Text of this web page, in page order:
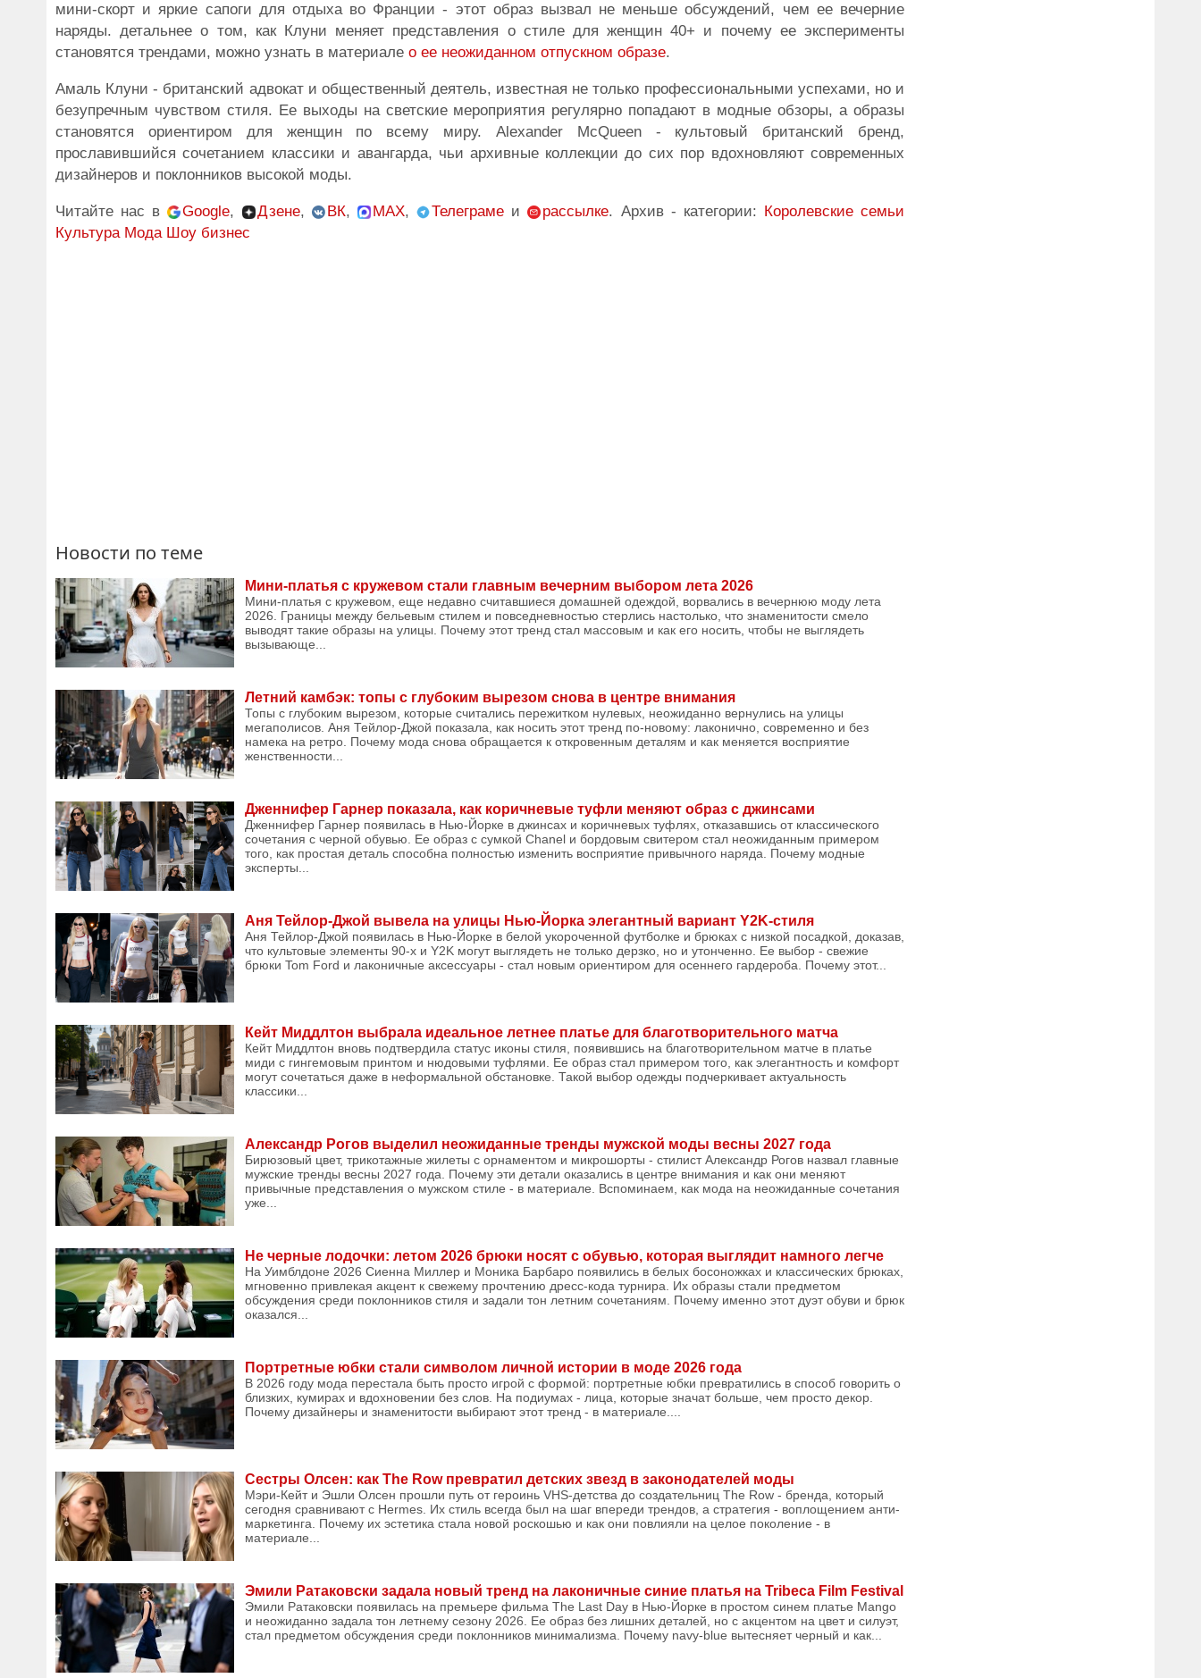
мини-скорт и яркие сапоги для отдыха во Франции - этот образ вызвал не меньше обсуждений, чем ее вечерние
наряды. детальнее о том, как Клуни меняет представления о стиле для женщин 40+ и почему ее эксперименты
становятся трендами, можно узнать в материале о ее неожиданном отпускном образе.
Амаль Клуни - британский адвокат и общественный деятель, известная не только профессиональными успехами, но и
безупречным чувством стиля. Ее выходы на светские мероприятия регулярно попадают в модные обзоры, а образы
становятся ориентиром для женщин по всему миру. Alexander McQueen - культовый британский бренд,
прославившийся сочетанием классики и авангарда, чьи архивные коллекции до сих пор вдохновляют современных
дизайнеров и поклонников высокой моды.
Читайте нас в Google, Дзене, ВК, MAX, Телеграме и рассылке. Архив - категории: Королевские семьи
Культура Мода Шоу бизнес
Новости по теме
Мини-платья с кружевом стали главным вечерним выбором лета 2026
Мини-платья с кружевом, еще недавно считавшиеся домашней одеждой, ворвались в вечернюю моду лета
2026. Границы между бельевым стилем и повседневностью стерлись настолько, что знаменитости смело
выводят такие образы на улицы. Почему этот тренд стал массовым и как его носить, чтобы не выглядеть
вызывающе...
Летний камбэк: топы с глубоким вырезом снова в центре внимания
Топы с глубоким вырезом, которые считались пережитком нулевых, неожиданно вернулись на улицы
мегаполисов. Аня Тейлор-Джой показала, как носить этот тренд по-новому: лаконично, современно и без
намека на ретро. Почему мода снова обращается к откровенным деталям и как меняется восприятие
женственности...
Дженнифер Гарнер показала, как коричневые туфли меняют образ с джинсами
Дженнифер Гарнер появилась в Нью-Йорке в джинсах и коричневых туфлях, отказавшись от классического
сочетания с черной обувью. Ее образ с сумкой Chanel и бордовым свитером стал неожиданным примером
того, как простая деталь способна полностью изменить восприятие привычного наряда. Почему модные
эксперты...
Аня Тейлор-Джой вывела на улицы Нью-Йорка элегантный вариант Y2K-стиля
Аня Тейлор-Джой появилась в Нью-Йорке в белой укороченной футболке и брюках с низкой посадкой, доказав,
что культовые элементы 90-х и Y2K могут выглядеть не только дерзко, но и утонченно. Ее выбор - свежие
брюки Tom Ford и лаконичные аксессуары - стал новым ориентиром для осеннего гардероба. Почему этот...
Кейт Миддлтон выбрала идеальное летнее платье для благотворительного матча
Кейт Миддлтон вновь подтвердила статус иконы стиля, появившись на благотворительном матче в платье
миди с гингемовым принтом и нюдовыми туфлями. Ее образ стал примером того, как элегантность и комфорт
могут сочетаться даже в неформальной обстановке. Такой выбор одежды подчеркивает актуальность
классики...
Александр Рогов выделил неожиданные тренды мужской моды весны 2027 года
Бирюзовый цвет, трикотажные жилеты с орнаментом и микрошорты - стилист Александр Рогов назвал главные
мужские тренды весны 2027 года. Почему эти детали оказались в центре внимания и как они меняют
привычные представления о мужском стиле - в материале. Вспоминаем, как мода на неожиданные сочетания
уже...
Не черные лодочки: летом 2026 брюки носят с обувью, которая выглядит намного легче
На Уимблдоне 2026 Сиенна Миллер и Моника Барбаро появились в белых босоножках и классических брюках,
мгновенно привлекая акцент к свежему прочтению дресс-кода турнира. Их образы стали предметом
обсуждения среди поклонников стиля и задали тон летним сочетаниям. Почему именно этот дуэт обуви и брюк
оказался...
Портретные юбки стали символом личной истории в моде 2026 года
В 2026 году мода перестала быть просто игрой с формой: портретные юбки превратились в способ говорить о
близких, кумирах и вдохновении без слов. На подиумах - лица, которые значат больше, чем просто декор.
Почему дизайнеры и знаменитости выбирают этот тренд - в материале....
Сестры Олсен: как The Row превратил детских звезд в законодателей моды
Мэри-Кейт и Эшли Олсен прошли путь от героинь VHS-детства до создательниц The Row - бренда, который
сегодня сравнивают с Hermes. Их стиль всегда был на шаг впереди трендов, а стратегия - воплощением анти-
маркетинга. Почему их эстетика стала новой роскошью и как они повлияли на целое поколение - в
материале...
Эмили Ратаковски задала новый тренд на лаконичные синие платья на Tribeca Film Festival
Эмили Ратаковски появилась на премьере фильма The Last Day в Нью-Йорке в простом синем платье Mango
и неожиданно задала тон летнему сезону 2026. Ее образ без лишних деталей, но с акцентом на цвет и силуэт,
стал предметом обсуждения среди поклонников минимализма. Почему navy-blue вытесняет черный и как...